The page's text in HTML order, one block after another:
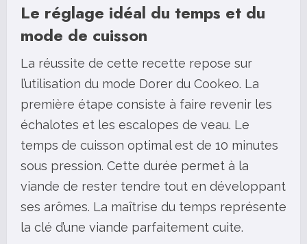
Le réglage idéal du temps et du
mode de cuisson
La réussite de cette recette repose sur
l’utilisation du mode Dorer du Cookeo. La
première étape consiste à faire revenir les
échalotes et les escalopes de veau. Le
temps de cuisson optimal est de 10 minutes
sous pression. Cette durée permet à la
viande de rester tendre tout en développant
ses arômes. La maîtrise du temps représente
la clé d’une viande parfaitement cuite.